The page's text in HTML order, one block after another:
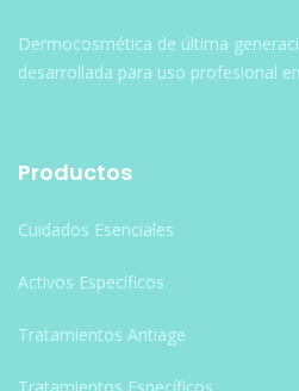
Dermocosmética de última
desarrollada para uso profesional
Productos
Cuidados Esenciales
Activos Específicos
Tratamientos Antiage